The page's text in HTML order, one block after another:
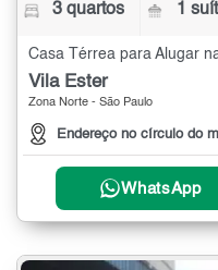
3 quartos 1
Casa Térrea para Alugar
Vila Ester
Zona Norte - São Paulo
Endereço no círculo do
WhatsApp